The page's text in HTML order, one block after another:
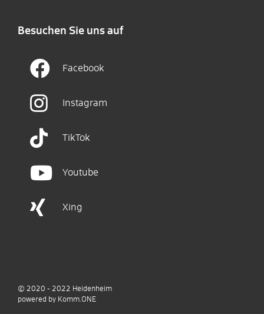
Besuchen Sie uns auf
Facebook
Instagram
TikTok
Youtube
Xing
© 2020 - 2022 Heidenheim
powered by Komm.ONE